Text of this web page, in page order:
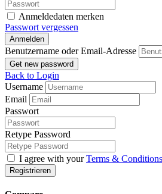
Anmeldedaten merken
Passwort vergessen
Anmelden
Benutzername oder Email-Adresse
Get new password
Back to Login
Username
Email
Passwort
Retype Password
I agree with yourTerms & Conditions
Registrieren